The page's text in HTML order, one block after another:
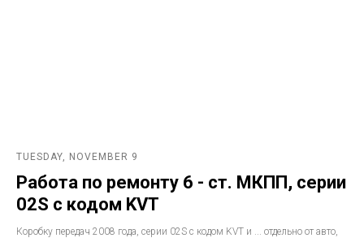
TUESDAY, NOVEMBER 9
Работа по ремонту 6 - ст. МКПП, серии
02S с кодом KVT
Коробку передач 2008 года, серии 02S с кодом KVT и ... отдельно от авто,